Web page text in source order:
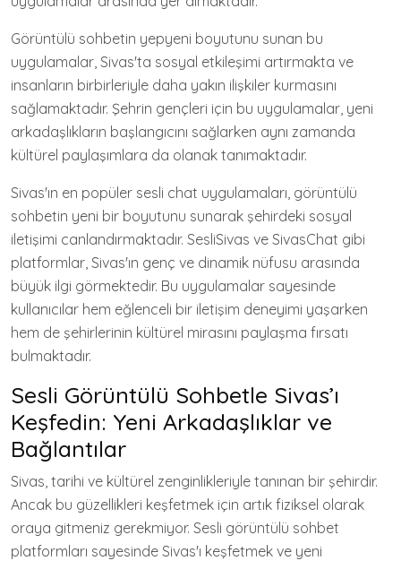
Görüntülü sohbetin yepyeni boyutunu sunan bu
uygulamalar, Sivas'ta sosyal etkileşimi artırmakta ve
insanların birbirleriyle daha yakın ilişkiler kurmasını
sağlamaktadır. Şehrin gençleri için bu uygulamalar, yeni
arkadaşlıkların başlangıcını sağlarken aynı zamanda
kültürel paylaşımlara da olanak tanımaktadır.
Sivas'ın en popüler sesli chat uygulamaları, görüntülü
sohbetin yeni bir boyutunu sunarak şehirdeki sosyal
iletişimi canlandırmaktadır. SesliSivas ve SivasChat gibi
platformlar, Sivas'ın genç ve dinamik nüfusu arasında
büyük ilgi görmektedir. Bu uygulamalar sayesinde
kullanıcılar hem eğlenceli bir iletişim deneyimi yaşarken
hem de şehirlerinin kültürel mirasını paylaşma fırsatı
bulmaktadır.
Sesli Görüntülü Sohbetle Sivas’ı
Keşfedin: Yeni Arkadaşlıklar ve
Bağlantılar
Sivas, tarihi ve kültürel zenginlikleriyle tanınan bir şehirdir.
Ancak bu güzellikleri keşfetmek için artık fiziksel olarak
oraya gitmeniz gerekmiyor. Sesli görüntülü sohbet
platformları sayesinde Sivas'ı keşfetmek ve yeni